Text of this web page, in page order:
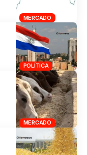
MERCADO
POLÍTICA
MERCADO